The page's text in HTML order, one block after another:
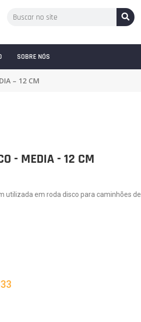
SOBRE NÓS
– 12 CM
- MEDIA - 12 CM
utilizada em roda disco para caminhões de